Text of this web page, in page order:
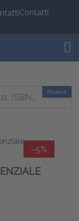
Contatti
Ricerca
-5%